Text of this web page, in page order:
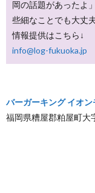
岡の話題があったよ
些細なことでも大丈
情報提供はこちら↓
info@log-fukuoka.jp
バーガーキング イオ
福岡県糟屋郡粕屋町大